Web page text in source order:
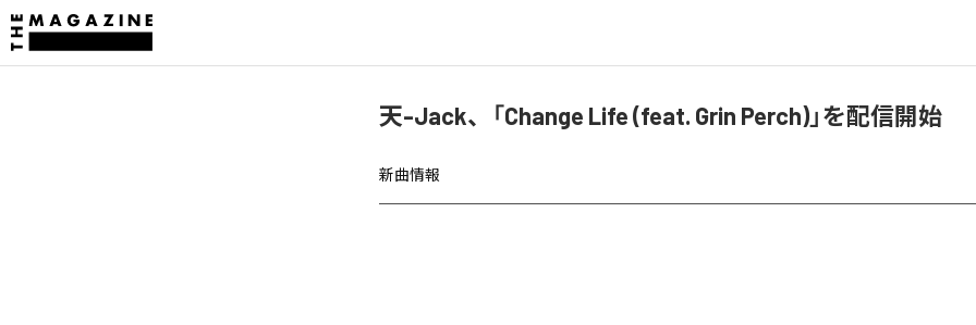
天-Jack、「Change Life (feat. Grin Perch)」を配信開始
新曲情報